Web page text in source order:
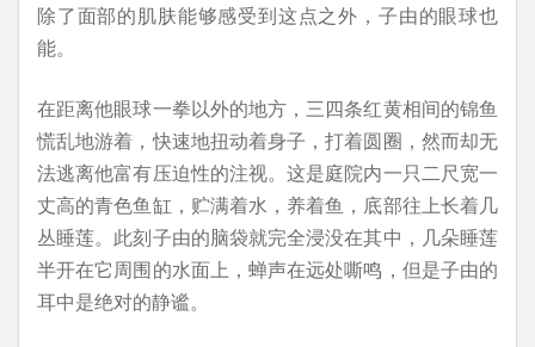
除了面部的肌肤能够感受到这点之外，子由的眼球也
能。
在距离他眼球一拳以外的地方，三四条红黄相间的锦鱼
慌乱地游着，快速地扭动着身子，打着圆圈，然而却无
法逃离他富有压迫性的注视。这是庭院内一只二尺宽一
丈高的青色鱼缸，贮满着水，养着鱼，底部往上长着几
丛睡莲。此刻子由的脑袋就完全浸没在其中，几朵睡莲
半开在它周围的水面上，蝉声在远处嘶鸣，但是子由的
耳中是绝对的静谧。